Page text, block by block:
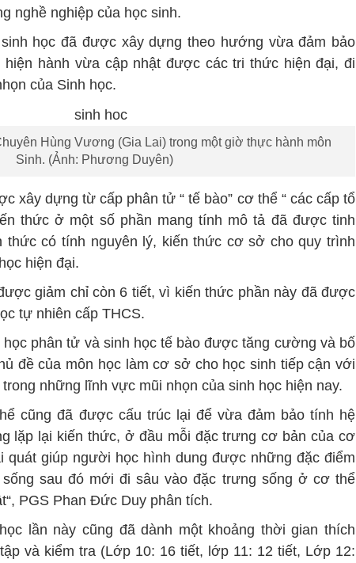
nghề nghiệp của học sinh.
học đã được xây dựng theo hướng vừa đảm bảo
hành vừa cập nhật được các tri thức hiện đại, đi
của Sinh học.
Hùng Vương (Gia Lai) trong một giờ thực hành môn
Sinh. (Ảnh: Phương Duyên)
xây dựng từ cấp phân tử “ tế bào” cơ thể “ các cấp tổ
thức ở một số phần mang tính mô tả đã được tinh
thức có tính nguyên lý, kiến thức cơ sở cho quy trình
hiện đại.
giảm chỉ còn 6 tiết, vì kiến thức phần này đã được
tự nhiên cấp THCS.
phân tử và sinh học tế bào được tăng cường và bố
đề của môn học làm cơ sở cho học sinh tiếp cận với
những lĩnh vực mũi nhọn của sinh học hiện nay.
cũng đã được cấu trúc lại để vừa đảm bảo tính hệ
lặp lại kiến thức, ở đầu mỗi đặc trưng cơ bản của cơ
quát giúp người học hình dung được những đặc điểm
sau đó mới đi sâu vào đặc trưng sống ở cơ thể
PGS Phan Đức Duy phân tích.
lần này cũng đã dành một khoảng thời gian thích
và kiểm tra (Lớp 10: 16 tiết, lớp 11: 12 tiết, Lớp 12: